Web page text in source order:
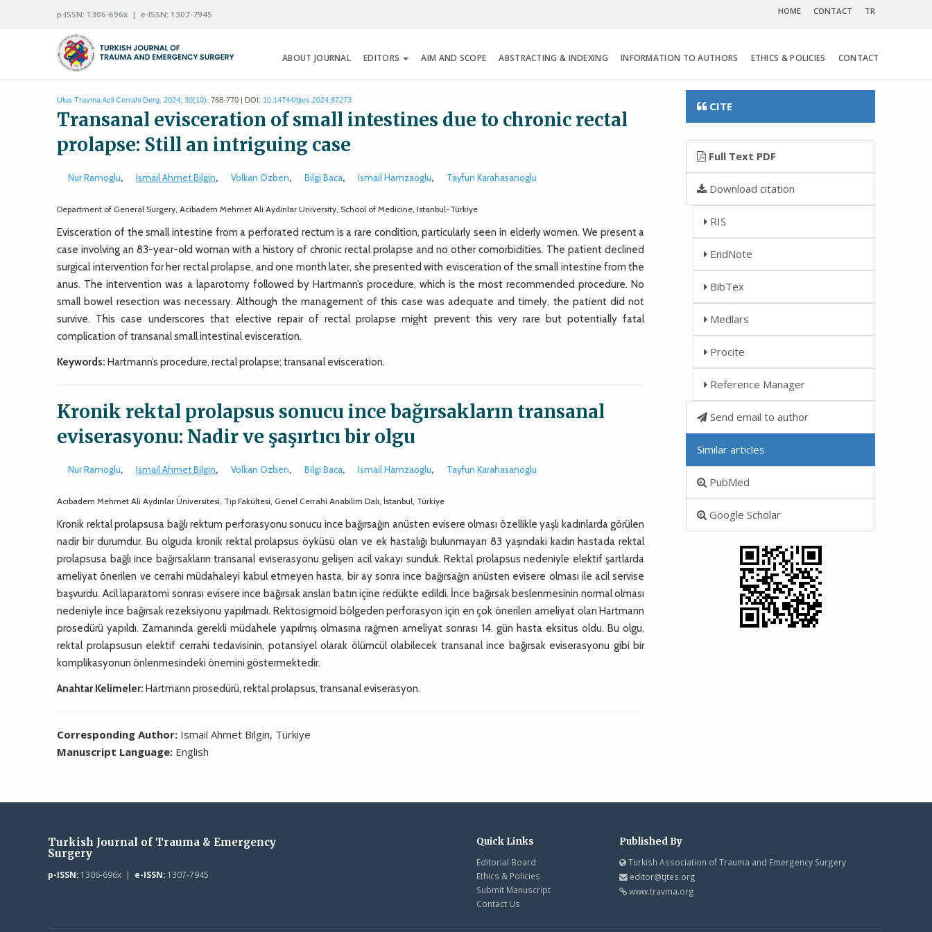
p-ISSN: 1306-696x | e-ISSN: 1307-7945 HOME CONTACT TR
ABOUT JOURNAL EDITORS AIM AND SCOPE ABSTRACTING & INDEXING INFORMATION TO AUTHORS ETHICS & POLICIES CONTACT
Ulus Travma Acil Cerrahi Derg. 2024; 30(10): 768-770 | DOI: 10.14744/tjtes.2024.87273
Transanal evisceration of small intestines due to chronic rectal
prolapse: Still an intriguing case
Nur Ramoglu, Ismail Ahmet Bilgin, Volkan Ozben, Bilgi Baca, Ismail Hamzaoglu, Tayfun Karahasanoglu
Department of General Surgery, Acibadem Mehmet Ali Aydinlar University, School of Medicine, Istanbul-Türkiye
Evisceration of the small intestine from a perforated rectum is a rare condition, particularly seen in elderly women. We present a
case involving an 83-year-old woman with a history of chronic rectal prolapse and no other comorbidities. The patient declined
surgical intervention for her rectal prolapse, and one month later, she presented with evisceration of the small intestine from the
anus. The intervention was a laparotomy followed by Hartmann’s procedure, which is the most recommended procedure. No
small bowel resection was necessary. Although the management of this case was adequate and timely, the patient did not
survive. This case underscores that elective repair of rectal prolapse might prevent this very rare but potentially fatal
complication of transanal small intestinal evisceration.
Keywords: Hartmann’s procedure, rectal prolapse; transanal evisceration.
Kronik rektal prolapsus sonucu ince bağırsakların transanal
eviserasyonu: Nadir ve şaşırtıcı bir olgu
Nur Ramoglu, Ismail Ahmet Bilgin, Volkan Ozben, Bilgi Baca, Ismail Hamzaoglu, Tayfun Karahasanoglu
Acıbadem Mehmet Ali Aydınlar Üniversitesi, Tıp Fakültesi, Genel Cerrahi Anabilim Dalı, İstanbul, Türkiye
Kronik rektal prolapsusa bağlı rektum perforasyonu sonucu ince bağırsağın anüsten evisere olması özellikle yaşlı kadınlarda görülen
nadir bir durumdur. Bu olguda kronik rektal prolapsus öyküsü olan ve ek hastalığı bulunmayan 83 yaşındaki kadın hastada rektal
prolapsusa bağlı ince bağırsakların transanal eviserasyonu gelişen acil vakayı sunduk. Rektal prolapsus nedeniyle elektif şartlarda
ameliyat önerilen ve cerrahi müdahaleyi kabul etmeyen hasta, bir ay sonra ince bağırsağın anüsten evisere olması ile acil servise
başvurdu. Acil laparatomi sonrası evisere ince bağırsak ansları batın içine redükte edildi. İnce bağırsak beslenmesinin normal olması
nedeniyle ince bağırsak rezeksiyonu yapılmadı. Rektosigmoid bölgeden perforasyon için en çok önerilen ameliyat olan Hartmann
prosedürü yapıldı. Zamanında gerekli müdahele yapılmış olmasına rağmen ameliyat sonrası 14. gün hasta eksitus oldu. Bu olgu,
rektal prolapsusun elektif cerrahi tedavisinin, potansiyel olarak ölümcül olabilecek transanal ince bağırsak eviserasyonu gibi bir
komplikasyonun önlenmesindeki önemini göstermektedir.
Anahtar Kelimeler: Hartmann prosedürü, rektal prolapsus, transanal eviserasyon.
Corresponding Author: Ismail Ahmet Bilgin, Türkiye
Manuscript Language: English
CITE
Full Text PDF
Download citation
RIS
EndNote
BibTex
Medlars
Procite
Reference Manager
Send email to author
Similar articles
PubMed
Google Scholar
Turkish Journal of Trauma & Emergency
Surgery
p-ISSN:1306-696x | e-ISSN:1307-7945
Quick Links
Editorial Board
Ethics & Policies
Submit Manuscript
Contact Us
Published By
Turkish Association of Trauma and Emergency Surgery
editor@tjtes.org
www.travma.org